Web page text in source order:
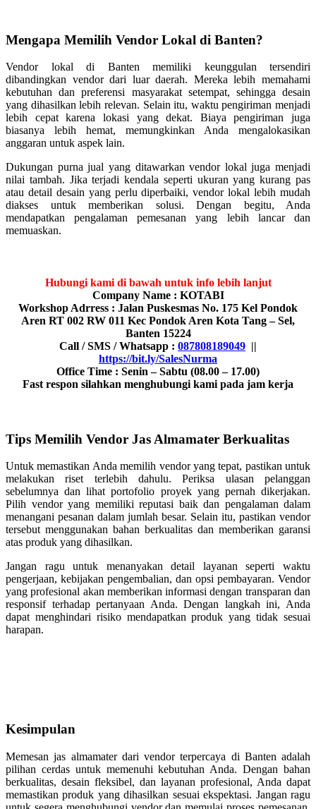
Mengapa Memilih Vendor Lokal di Banten?
Vendor lokal di Banten memiliki keunggulan tersendiri
dibandingkan vendor dari luar daerah. Mereka lebih memahami
kebutuhan dan preferensi masyarakat setempat, sehingga desain
yang dihasilkan lebih relevan. Selain itu, waktu pengiriman menjadi
lebih cepat karena lokasi yang dekat. Biaya pengiriman juga
biasanya lebih hemat, memungkinkan Anda mengalokasikan
anggaran untuk aspek lain.
Dukungan purna jual yang ditawarkan vendor lokal juga menjadi
nilai tambah. Jika terjadi kendala seperti ukuran yang kurang pas
atau detail desain yang perlu diperbaiki, vendor lokal lebih mudah
diakses untuk memberikan solusi. Dengan begitu, Anda
mendapatkan pengalaman pemesanan yang lebih lancar dan
memuaskan.
Hubungi kami di bawah untuk info lebih lanjut
Company Name : KOTABI
Workshop Adrress : Jalan Puskesmas No. 175 Kel Pondok
Aren RT 002 RW 011 Kec Pondok Aren Kota Tang – Sel,
Banten 15224
Call / SMS / Whatsapp : 087808189049 ||
https://bit.ly/SalesNurma
Office Time : Senin – Sabtu (08.00 – 17.00)
Fast respon silahkan menghubungi kami pada jam kerja
Tips Memilih Vendor Jas Almamater Berkualitas
Untuk memastikan Anda memilih vendor yang tepat, pastikan untuk
melakukan riset terlebih dahulu. Periksa ulasan pelanggan
sebelumnya dan lihat portofolio proyek yang pernah dikerjakan.
Pilih vendor yang memiliki reputasi baik dan pengalaman dalam
menangani pesanan dalam jumlah besar. Selain itu, pastikan vendor
tersebut menggunakan bahan berkualitas dan memberikan garansi
atas produk yang dihasilkan.
Jangan ragu untuk menanyakan detail layanan seperti waktu
pengerjaan, kebijakan pengembalian, dan opsi pembayaran. Vendor
yang profesional akan memberikan informasi dengan transparan dan
responsif terhadap pertanyaan Anda. Dengan langkah ini, Anda
dapat menghindari risiko mendapatkan produk yang tidak sesuai
harapan.
Kesimpulan
Memesan jas almamater dari vendor terpercaya di Banten adalah
pilihan cerdas untuk memenuhi kebutuhan Anda. Dengan bahan
berkualitas, desain fleksibel, dan layanan profesional, Anda dapat
memastikan produk yang dihasilkan sesuai ekspektasi. Jangan ragu